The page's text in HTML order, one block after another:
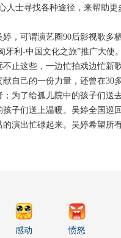
人士寻找各种途径，来帮助更
可谓演艺圈90后影视歌多
牙利-中国文化之旅”推广大使
止这些，一边忙拍戏边忙新
自己的一份力量，还曾在30
为了给孤儿院中的孩子们送
子们送上温暖。吴婷全国巡
演出忙碌起来。吴婷希望所
感动 愤怒